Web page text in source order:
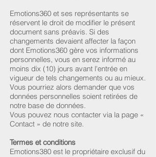
Emotions360 et ses représentants se
réservent le droit de modifier le présent
document sans préavis. Si des
changements devaient affecter la façon
dont Emotions360 gère vos informations
personnelles, vous en serez informé au
moins dix (10) jours avant l'entrée en
vigueur de tels changements ou au mieux.
Vous pourriez alors demander que vos
données personnelles soient retirées de
notre base de données.
Vous pouvez nous contacter via la page «
Contact » de notre site.
Termes et conditions
Emotions380 est le propriétaire exclusif du